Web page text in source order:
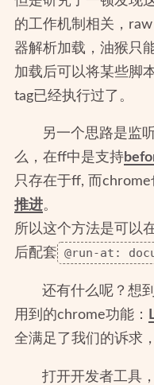
的工作机制相关，
器解析加载，油猴只
加载后可以将某些脚
tag已经执行过了。
另一个思路是监
么，在ff中是支持
只存在于ff, 而
推进。
所以这个方法是可以
后配套 @run-at:
还有什么呢？想
用到的chrome功能：
全满足了我们的诉求
打开开发者工具